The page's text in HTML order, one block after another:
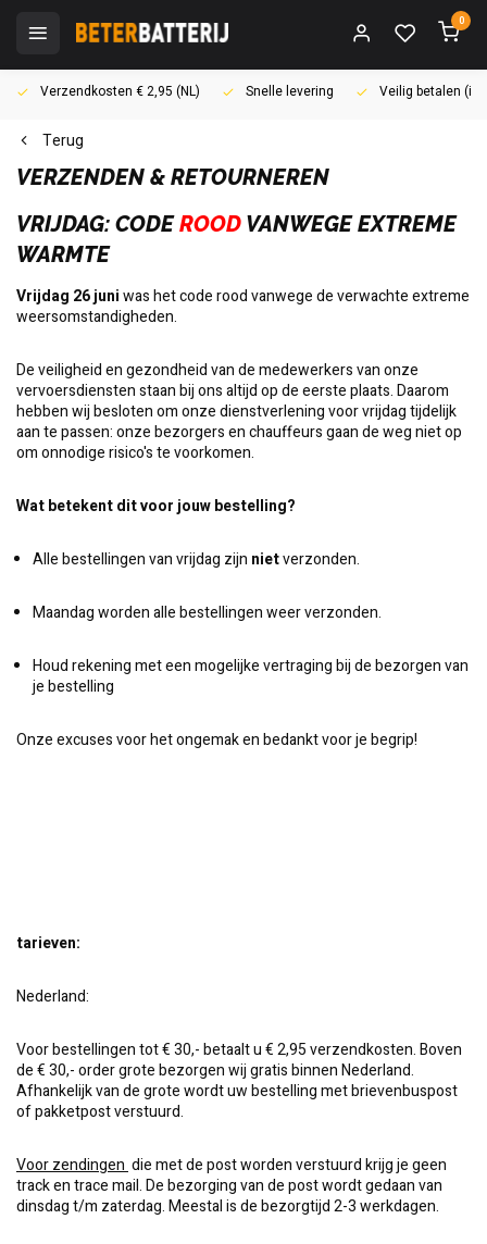
0
Verzendkosten € 2,95 (NL) Snelle levering Veilig betalen
Terug
VERZENDEN & RETOURNEREN
VRIJDAG: CODEROOD VANWEGE EXTREME
WARMTE
Vrijdag 26 juniwas het code rood vanwege de verwachte extreme
weersomstandigheden.
De veiligheid en gezondheid van de medewerkers van onze
vervoersdiensten staan bij ons altijd op de eerste plaats. Daarom
hebben wij besloten om onze dienstverlening voor vrijdag tijdelijk
aan te passen: onze bezorgers en chauffeurs gaan de weg niet op
om onnodige risico's te voorkomen.
Wat betekent dit voor jouw bestelling?
Alle bestellingen van vrijdag zijn nietverzonden.
Maandag worden alle bestellingen weer verzonden.
Houd rekening met een mogelijke vertraging bij de bezorgen van
je bestelling
Onze excuses voor het ongemak en bedankt voor je begrip!
tarieven:
Nederland:
Voor bestellingen tot € 30,- betaalt u € 2,95 verzendkosten. Boven
de € 30,- order grote bezorgen wij gratis binnen Nederland.
Afhankelijk van de grote wordt uw bestelling met brievenbuspost
of pakketpost verstuurd.
Voor zendingen die met de post worden verstuurd krijg je geen
track en trace mail. De bezorging van de post wordt gedaan van
dinsdag t/m zaterdag. Meestal is de bezorgtijd 2-3 werkdagen.